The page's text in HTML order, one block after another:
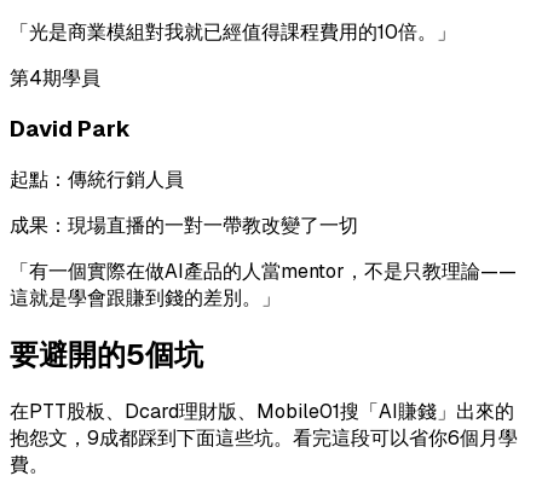
「光是商業模組對我就已經值得課程費用的10倍。
」
第4期學員
David Park
起點： 傳統行銷人員
成果： 現場直播的一對一帶教改變了一切
「有一個實際在做AI產品的人當mentor，不是只教理論——
這就是學會跟賺到錢的差別。
」
要避開的5個坑
在PTT股板、Dcard理財版、Mobile01搜「AI賺錢」出來的
抱怨文，9成都踩到下面這些坑。看完這段可以省你6個月學
費。